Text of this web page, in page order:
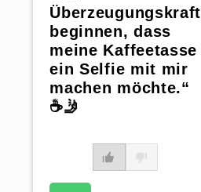
Überzeugungskraft
beginnen, dass
meine Kaffeetasse
ein Selfie mit mir
machen möchte.“
☕️🤳